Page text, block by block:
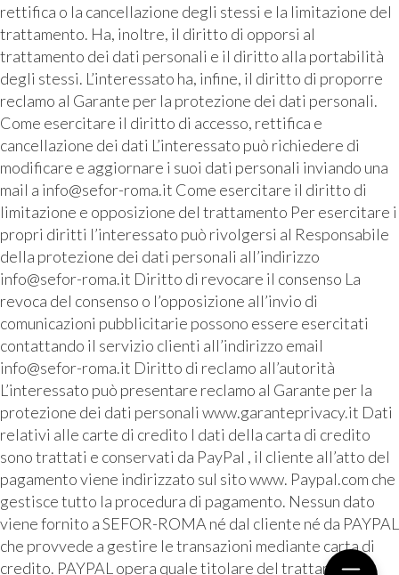
rettifica o la cancellazione degli stessi e la limitazione del
trattamento. Ha, inoltre, il diritto di opporsi al
trattamento dei dati personali e il diritto alla portabilità
degli stessi. L’interessato ha, infine, il diritto di proporre
reclamo al Garante per la protezione dei dati personali.
Come esercitare il diritto di accesso, rettifica e
cancellazione dei dati L’interessato può richiedere di
modificare e aggiornare i suoi dati personali inviando una
mail a info@sefor-roma.it Come esercitare il diritto di
limitazione e opposizione del trattamento Per esercitare i
propri diritti l’interessato può rivolgersi al Responsabile
della protezione dei dati personali all’indirizzo
info@sefor-roma.it Diritto di revocare il consenso La
revoca del consenso o l’opposizione all’invio di
comunicazioni pubblicitarie possono essere esercitati
contattando il servizio clienti all’indirizzo email
info@sefor-roma.it Diritto di reclamo all’autorità
L’interessato può presentare reclamo al Garante per la
protezione dei dati personali www.garanteprivacy.it Dati
relativi alle carte di credito I dati della carta di credito
sono trattati e conservati da PayPal , il cliente all’atto del
pagamento viene indirizzato sul sito www. Paypal.com che
gestisce tutto la procedura di pagamento. Nessun dato
viene fornito a SEFOR-ROMA né dal cliente né da PAYPAL
che provvede a gestire le transazioni mediante carta di
credito. PAYPAL opera quale titolare del trattamento